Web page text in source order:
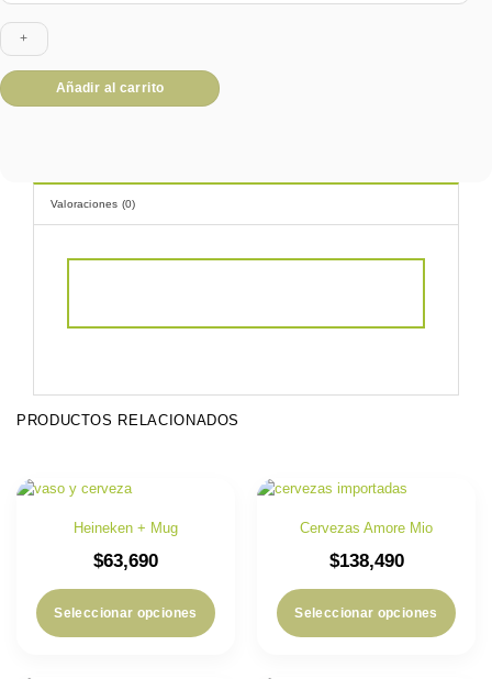
cantidad
Añadir al carrito
Valoraciones (0)
PRODUCTOS RELACIONADOS
Heineken + Mug
$63,690
Seleccionar opciones
Cervezas Amore Mio
$138,490
Seleccionar opciones